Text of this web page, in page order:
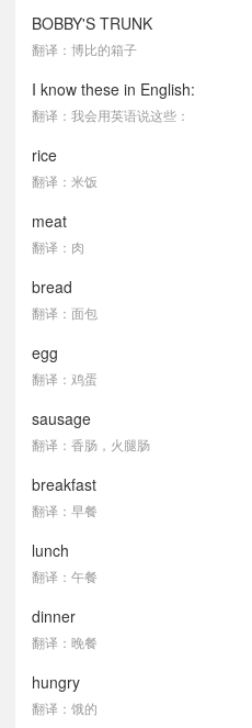
BOBBY'S TRUNK
翻译：博比的箱子
I know these in English:
翻译：我会用英语说这些：
rice
翻译：米饭
meat
翻译：肉
bread
翻译：面包
egg
翻译：鸡蛋
sausage
翻译：香肠，火腿肠
breakfast
翻译：早餐
lunch
翻译：午餐
dinner
翻译：晚餐
hungry
翻译：饿的